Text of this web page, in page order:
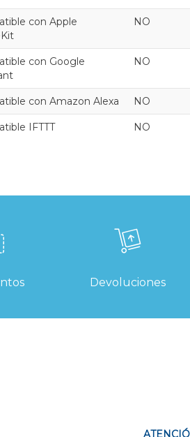
con Apple
NO
con Google
NO
con Amazon Alexa NO
IFTTT NO
Devoluciones